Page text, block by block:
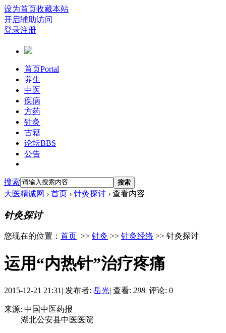
设为首页收藏本站
开启辅助访问
登录注册
首页Portal
养生
中医
疾病
方药
针灸
古籍
论坛BBS
公告
搜索 搜索
大医精诚网 › 首页 › 针灸探讨 › 查看内容
针灸探讨
您现在的位置： 首页 >> 针灸 >> 针灸经络 >> 针灸探讨
运用“内热针”治疗疼痛
2015-12-21 21:31 | 发布者: 岳光| 查看: 298| 评论: 0
来源: 中国中医药报
湖北公安县中医医院